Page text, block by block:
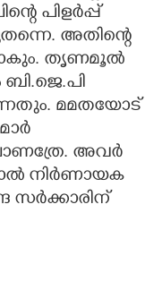
പിളർപ്പ്
അതിന്റെ
തൃണമൂൽ
ബി.ജെ.പി
മമതയോട്
അവർ
നിർണായക
സർക്കാരിന്